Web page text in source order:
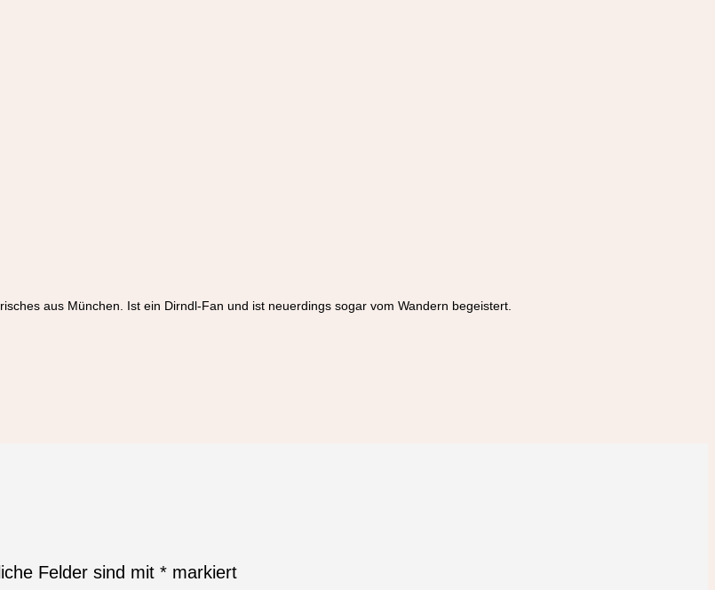
aus München. Ist ein Dirndl-Fan und ist neuerdings sogar vom Wandern begeistert.
Felder sind mit * markiert